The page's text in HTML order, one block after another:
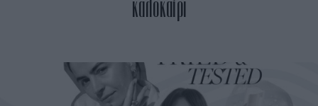
καλοκαίρι